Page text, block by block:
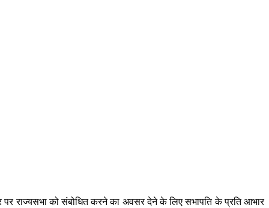
राज्यसभा को संबोधित करने का अवसर देने के लिए सभापति के प्रति आभार